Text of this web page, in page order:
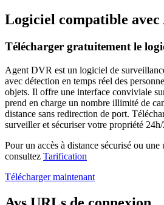
Logiciel compatible avec
Télécharger gratuitement le
Agent DVR est un logiciel de
avec détection en temps réel des
objets. Il offre une interface conviviale
prend en charge un nombre illimité de
distance sans redirection de port.
surveiller et sécuriser votre propriété
Pour un accès à distance sécurisé ou
consultez Tarification
Télécharger maintenant